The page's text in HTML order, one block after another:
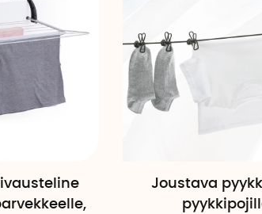
Joustava